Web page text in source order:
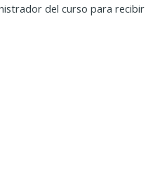
del curso para recibir